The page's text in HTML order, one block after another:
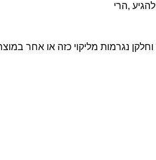
,הרי
נגרמות מליקוי כזה או אחר